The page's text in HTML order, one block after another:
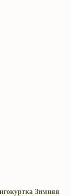
Зимняя